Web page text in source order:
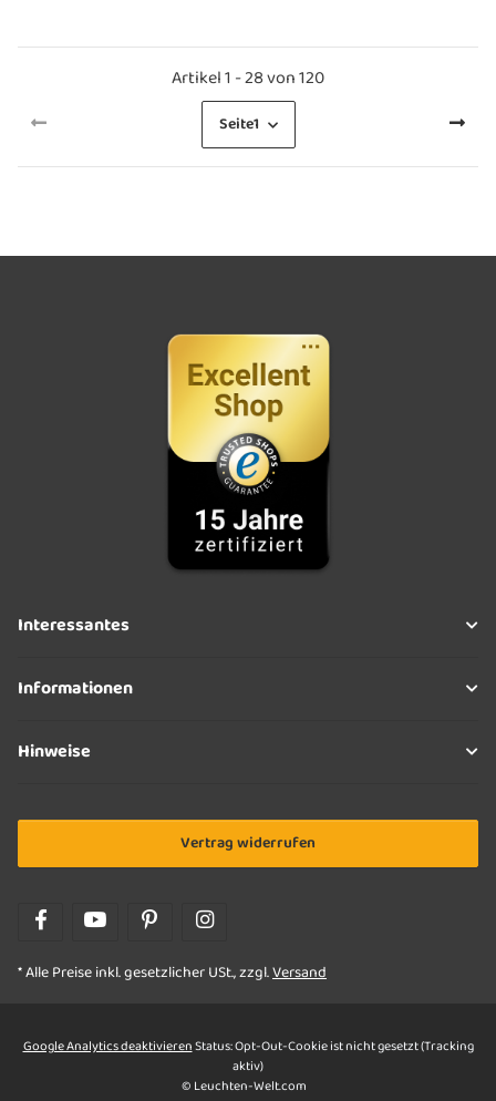
Artikel 1 - 28 von 120
Seite1
Interessantes
Informationen
Hinweise
Vertrag widerrufen
* Alle Preise inkl. gesetzlicher USt., zzgl.Versand
Google Analytics deaktivierenStatus: Opt-Out-Cookie ist nicht gesetzt (Tracking
aktiv)
© Leuchten-Welt.com